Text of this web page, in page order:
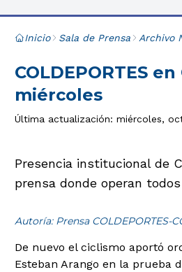
Inicio Sala de Prensa Archivo
COLDEPORTES
miércoles
Última actualización: miércoles,
Presencia institucional de
prensa donde operan
Autoría: Prensa COLDEPORTES-
De nuevo el ciclismo aportó
Esteban Arango en la prueba